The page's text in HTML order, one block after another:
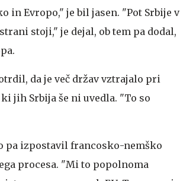
in Evropo," je bil jasen. "Pot Srbije v
stoji," je dejal, ob tem pa dodal,
da je več držav vztrajalo pri
jih Srbija še ni uvedla. "To so
pa izpostavil francosko-nemško
procesa. "Mi to popolnoma